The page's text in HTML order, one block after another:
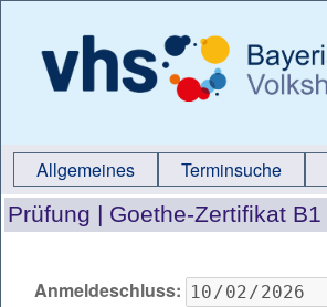
Allgemeines Terminsuche
Prüfung | Goethe-Zertifikat
Anmeldeschluss: